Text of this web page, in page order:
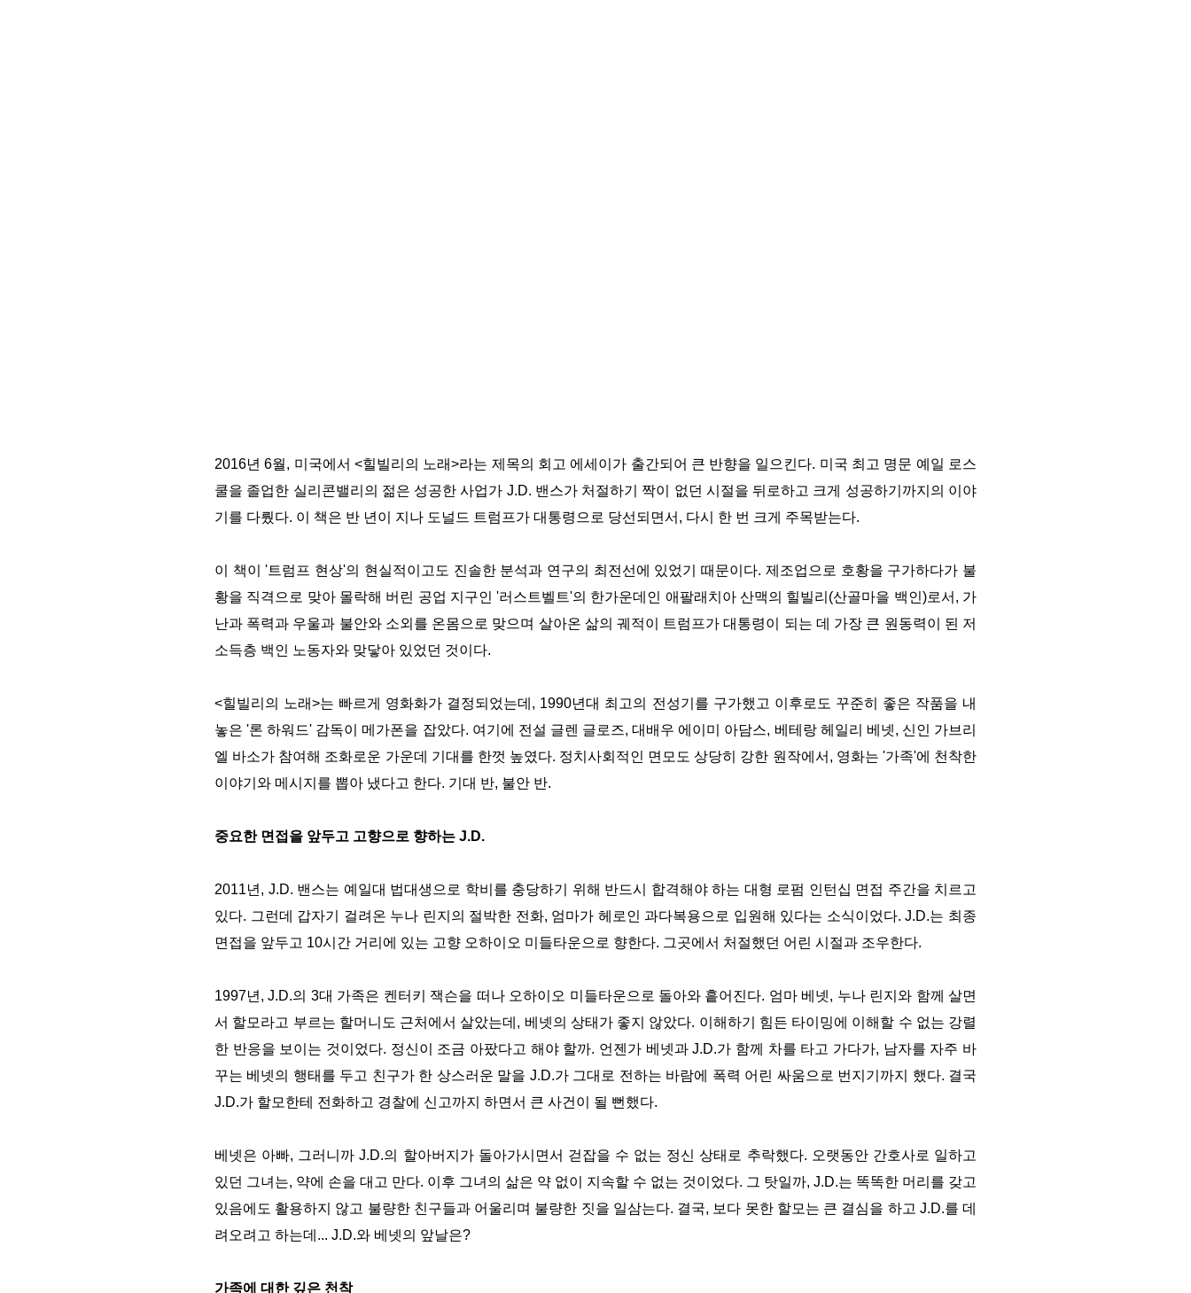
2016년 6월, 미국에서 <힐빌리의 노래>라는 제목의 회고 에세이가 출간되어 큰 반향을 일으킨다. 미국 최고 명문 예일 로스
쿨을 졸업한 실리콘밸리의 젊은 성공한 사업가 J.D. 밴스가 처절하기 짝이 없던 시절을 뒤로하고 크게 성공하기까지의 이야
기를 다뤘다. 이 책은 반 년이 지나 도널드 트럼프가 대통령으로 당선되면서, 다시 한 번 크게 주목받는다.
이 책이 '트럼프 현상'의 현실적이고도 진솔한 분석과 연구의 최전선에 있었기 때문이다. 제조업으로 호황을 구가하다가 불
황을 직격으로 맞아 몰락해 버린 공업 지구인 '러스트벨트'의 한가운데인 애팔래치아 산맥의 힐빌리(산골마을 백인)로서, 가
난과 폭력과 우울과 불안와 소외를 온몸으로 맞으며 살아온 삶의 궤적이 트럼프가 대통령이 되는 데 가장 큰 원동력이 된 저
소득층 백인 노동자와 맞닿아 있었던 것이다.
<힐빌리의 노래>는 빠르게 영화화가 결정되었는데, 1990년대 최고의 전성기를 구가했고 이후로도 꾸준히 좋은 작품을 내
놓은 '론 하워드' 감독이 메가폰을 잡았다. 여기에 전설 글렌 글로즈, 대배우 에이미 아담스, 베테랑 헤일리 베넷, 신인 가브리
엘 바소가 참여해 조화로운 가운데 기대를 한껏 높였다. 정치사회적인 면모도 상당히 강한 원작에서, 영화는 '가족'에 천착한
이야기와 메시지를 뽑아 냈다고 한다. 기대 반, 불안 반.
중요한 면접을 앞두고 고향으로 향하는 J.D.
2011년, J.D. 밴스는 예일대 법대생으로 학비를 충당하기 위해 반드시 합격해야 하는 대형 로펌 인턴십 면접 주간을 치르고
있다. 그런데 갑자기 걸려온 누나 린지의 절박한 전화, 엄마가 헤로인 과다복용으로 입원해 있다는 소식이었다. J.D.는 최종
면접을 앞두고 10시간 거리에 있는 고향 오하이오 미들타운으로 향한다. 그곳에서 처절했던 어린 시절과 조우한다.
1997년, J.D.의 3대 가족은 켄터키 잭슨을 떠나 오하이오 미들타운으로 돌아와 흩어진다. 엄마 베넷, 누나 린지와 함께 살면
서 할모라고 부르는 할머니도 근처에서 살았는데, 베넷의 상태가 좋지 않았다. 이해하기 힘든 타이밍에 이해할 수 없는 강렬
한 반응을 보이는 것이었다. 정신이 조금 아팠다고 해야 할까. 언젠가 베넷과 J.D.가 함께 차를 타고 가다가, 남자를 자주 바
꾸는 베넷의 행태를 두고 친구가 한 상스러운 말을 J.D.가 그대로 전하는 바람에 폭력 어린 싸움으로 번지기까지 했다. 결국
J.D.가 할모한테 전화하고 경찰에 신고까지 하면서 큰 사건이 될 뻔했다.
베넷은 아빠, 그러니까 J.D.의 할아버지가 돌아가시면서 걷잡을 수 없는 정신 상태로 추락했다. 오랫동안 간호사로 일하고
있던 그녀는, 약에 손을 대고 만다. 이후 그녀의 삶은 약 없이 지속할 수 없는 것이었다. 그 탓일까, J.D.는 똑똑한 머리를 갖고
있음에도 활용하지 않고 불량한 친구들과 어울리며 불량한 짓을 일삼는다. 결국, 보다 못한 할모는 큰 결심을 하고 J.D.를 데
려오려고 하는데... J.D.와 베넷의 앞날은?
가족에 대한 깊은 천착